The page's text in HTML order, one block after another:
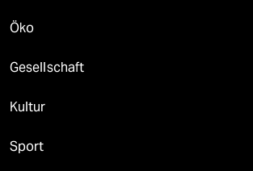
Öko
Gesellschaft
Kultur
Sport